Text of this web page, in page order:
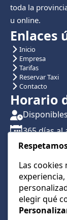
toda la
u online.
Enlaces
Inicio
Empresa
Tarifas
Reservar Taxi
Contacto
Horario
365 días al
Traslados
Atención
+34 622 01
+34 622 01
Las cookies
elegir qué